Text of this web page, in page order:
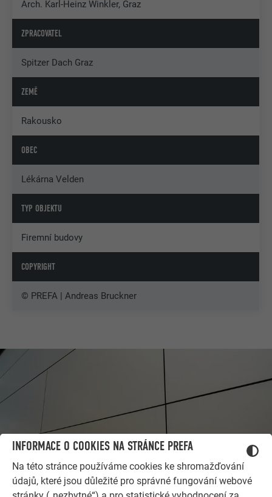
INFORMACE O COOKIES NA STRÁNCE PREFA
Na této stránce používáme cookies ke shromažďování
údajů, které jsou důležité pro správné fungování webové
Arch. Karl-Heinz Winkler, Graz
ZPRACOVATEL
Spitzer Dach Graz
ZEMĚ
Rakousko
OBEC
Lékárna Velden
TYP OBJEKTU
Firemní budovy
COPYRIGHT
© PREFA | Andreas Bruckner